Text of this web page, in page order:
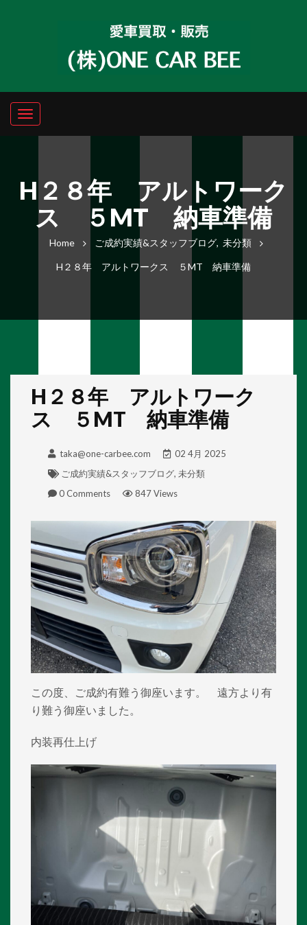
H２８年 アルトワーク
ス ５MT 納車準備
Home ご成約実績&スタッフブログ, 未分類
H２８年 アルトワークス ５MT 納車準備
H２８年 アルトワーク
ス ５MT 納車準備
taka@one-carbee.com
02 4月 2025
ご成約実績&スタッフブログ, 未分類
0 Comments
847 Views
この度、ご成約有難う御座います。 遠方より有
り難う御座いました。
内装再仕上げ